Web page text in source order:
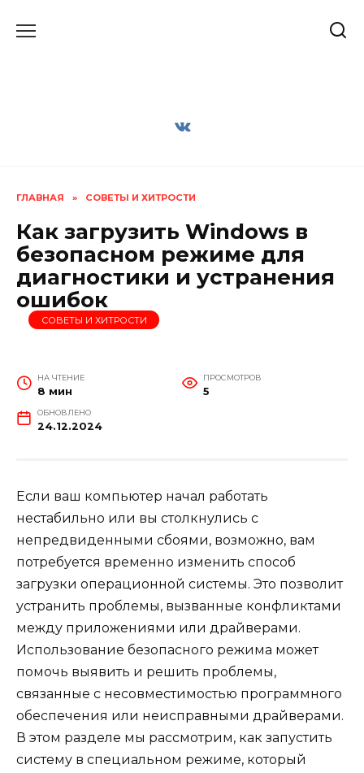
ГЛАВНАЯ » СОВЕТЫ И ХИТРОСТИ
Как загрузить Windows в
безопасном режиме для
диагностики и устранения
ошибок
СОВЕТЫ И ХИТРОСТИ
НА ЧТЕНИЕ
8 мин
ПРОСМОТРОВ
5
ОБНОВЛЕНО
24.12.2024
Если ваш компьютер начал работать
нестабильно или вы столкнулись с
непредвиденными сбоями, возможно, вам
потребуется временно изменить способ
загрузки операционной системы. Это позволит
устранить проблемы, вызванные конфликтами
между приложениями или драйверами.
Использование безопасного режима может
помочь выявить и решить проблемы,
связанные с несовместимостью программного
обеспечения или неисправными драйверами.
В этом разделе мы рассмотрим, как запустить
систему в специальном режиме, который